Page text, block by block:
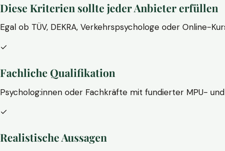
Diese Kriterien sollte jeder Anbieter erfüllen
Egal ob TÜV, DEKRA, Verkehrspsychologe oder Online-
✓
Fachliche Qualifikation
Psycholog:innen oder Fachkräfte mit fundierter MPU-
✓
Realistische Aussagen